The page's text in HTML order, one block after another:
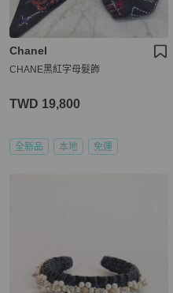
Chanel
CHANE黑紅字母髮飾
TWD 19,800
全新品 本地 免運